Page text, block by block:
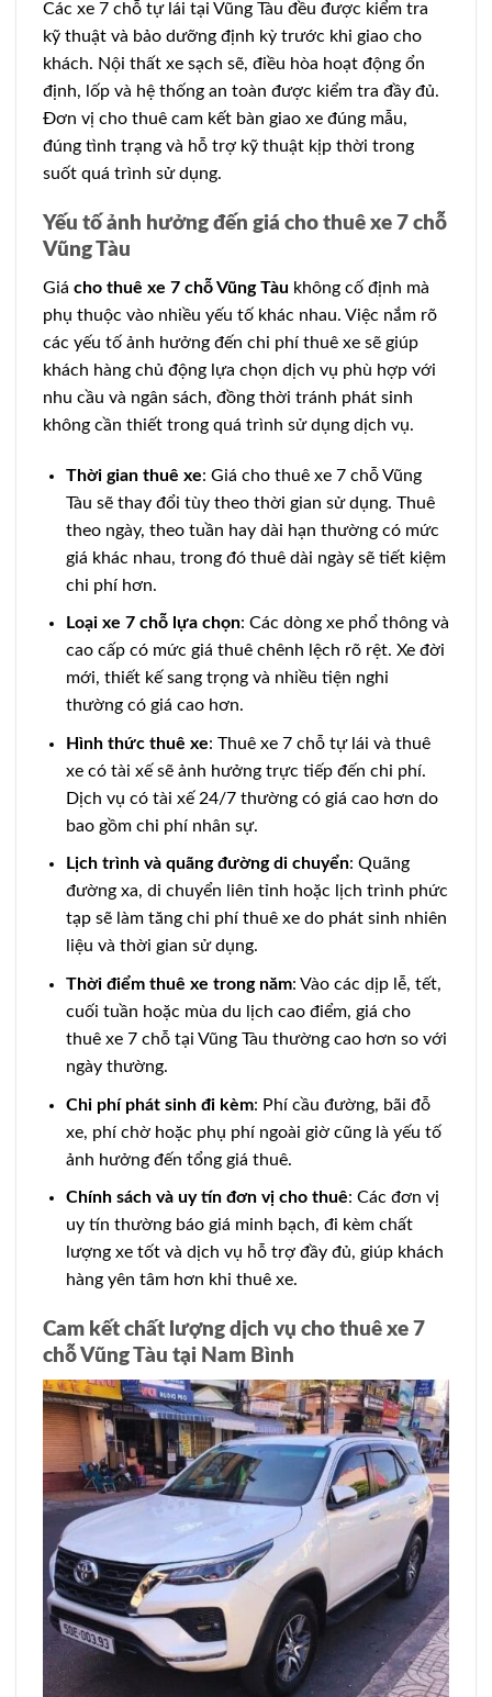
Các xe 7 chỗ tự lái tại Vũng Tàu đều được kiểm tra
kỹ thuật và bảo dưỡng định kỳ trước khi giao cho
khách. Nội thất xe sạch sẽ, điều hòa hoạt động ổn
định, lốp và hệ thống an toàn được kiểm tra đầy đủ.
Đơn vị cho thuê cam kết bàn giao xe đúng mẫu,
đúng tình trạng và hỗ trợ kỹ thuật kịp thời trong
suốt quá trình sử dụng.
Yếu tố ảnh hưởng đến giá cho thuê xe 7 chỗ
Vũng Tàu
Giá cho thuê xe 7 chỗ Vũng Tàu không cố định mà
phụ thuộc vào nhiều yếu tố khác nhau. Việc nắm rõ
các yếu tố ảnh hưởng đến chi phí thuê xe sẽ giúp
khách hàng chủ động lựa chọn dịch vụ phù hợp với
nhu cầu và ngân sách, đồng thời tránh phát sinh
không cần thiết trong quá trình sử dụng dịch vụ.
Thời gian thuê xe: Giá cho thuê xe 7 chỗ Vũng
Tàu sẽ thay đổi tùy theo thời gian sử dụng. Thuê
theo ngày, theo tuần hay dài hạn thường có mức
giá khác nhau, trong đó thuê dài ngày sẽ tiết kiệm
chi phí hơn.
Loại xe 7 chỗ lựa chọn: Các dòng xe phổ thông và
cao cấp có mức giá thuê chênh lệch rõ rệt. Xe đời
mới, thiết kế sang trọng và nhiều tiện nghi
thường có giá cao hơn.
Hình thức thuê xe: Thuê xe 7 chỗ tự lái và thuê
xe có tài xế sẽ ảnh hưởng trực tiếp đến chi phí.
Dịch vụ có tài xế 24/7 thường có giá cao hơn do
bao gồm chi phí nhân sự.
Lịch trình và quãng đường di chuyển: Quãng
đường xa, di chuyển liên tỉnh hoặc lịch trình phức
tạp sẽ làm tăng chi phí thuê xe do phát sinh nhiên
liệu và thời gian sử dụng.
Thời điểm thuê xe trong năm: Vào các dịp lễ, tết,
cuối tuần hoặc mùa du lịch cao điểm, giá cho
thuê xe 7 chỗ tại Vũng Tàu thường cao hơn so với
ngày thường.
Chi phí phát sinh đi kèm: Phí cầu đường, bãi đỗ
xe, phí chờ hoặc phụ phí ngoài giờ cũng là yếu tố
ảnh hưởng đến tổng giá thuê.
Chính sách và uy tín đơn vị cho thuê: Các đơn vị
uy tín thường báo giá minh bạch, đi kèm chất
lượng xe tốt và dịch vụ hỗ trợ đầy đủ, giúp khách
hàng yên tâm hơn khi thuê xe.
Cam kết chất lượng dịch vụ cho thuê xe 7
chỗ Vũng Tàu tại Nam Bình